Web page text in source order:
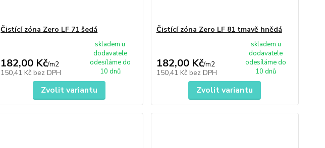
Čistící zóna Zero LF 71 šedá
182,00 Kč/m2
150,41 Kč bez DPH
skladem u
dodavatele
odesíláme do
10 dnů
Zvolit variantu
Čistící zóna Zero LF 81 tmavě hnědá
182,00 Kč/m2
150,41 Kč bez DPH
skladem u
dodavatele
odesíláme do
10 dnů
Zvolit variantu